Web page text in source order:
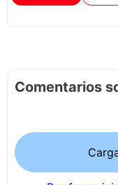
Comentarios